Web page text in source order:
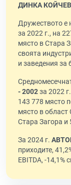
ДИНКА
Дружеството е
за 2022 г., на
място в Стара
своята
и заведения за
- 2002за 2022
143 778 място
място в
Стара Загора
За 2024 г.
приходите,
EBITDA, -14,1%